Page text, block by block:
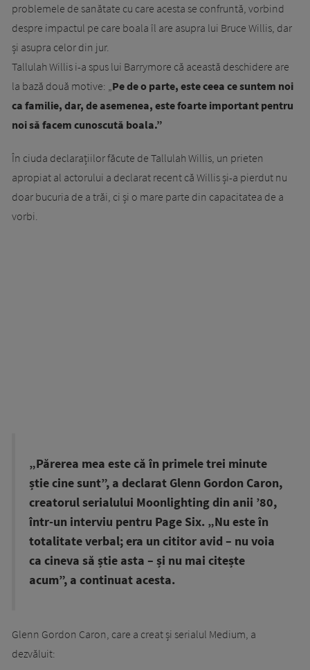
problemele de sanătate cu care acesta se confruntă, vorbind
despre impactul pe care boala îl are asupra lui Bruce Willis, dar
și asupra celor din jur.
Tallulah Willis i-a spus lui Barrymore că această deschidere are
la bază două motive: „ Pe de o parte, este ceea ce suntem noi
ca familie, dar, de asemenea, este foarte important pentru
noi să facem cunoscută boala.”
În ciuda declarațiilor făcute de Tallulah Willis, un prieten
apropiat al actorului a declarat recent că Willis și-a pierdut nu
doar bucuria de a trăi, ci și o mare parte din capacitatea de a
vorbi.
„Părerea mea este că în primele trei minute
știe cine sunt”, a declarat Glenn Gordon Caron,
creatorul serialului Moonlighting din anii ’80,
într-un interviu pentru Page Six. „Nu este în
totalitate verbal; era un cititor avid – nu voia
ca cineva să știe asta – și nu mai citește
acum”, a continuat acesta.
Glenn Gordon Caron, care a creat și serialul Medium, a
dezvăluit: